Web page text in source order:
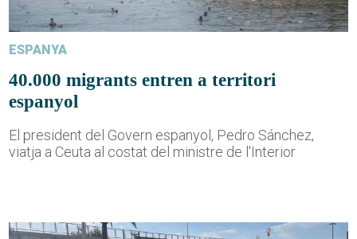
ESPANYA
40.000 migrants entren a territori
espanyol
El president del Govern espanyol, Pedro Sánchez,
viatja a Ceuta al costat del ministre de l'Interior